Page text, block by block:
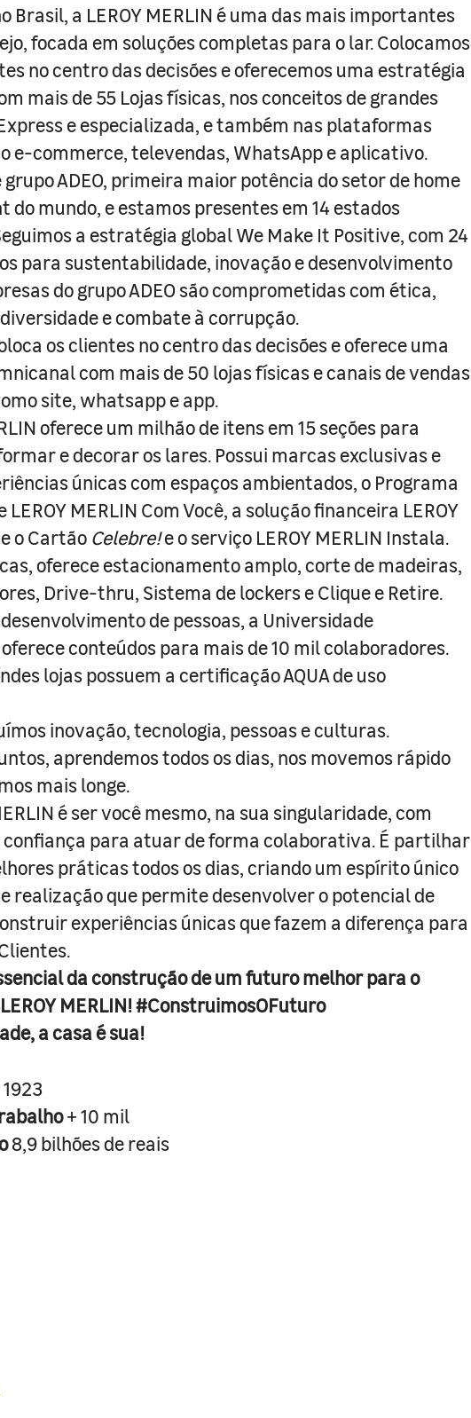
Brasil, a LEROY MERLIN é uma das mais importantes
focada em soluções completas para o lar. Colocamos
no centro das decisões e oferecemos uma estratégia
mais de 55 Lojas físicas, nos conceitos de grandes
e especializada, e também nas plataformas
e-commerce, televendas, WhatsApp e aplicativo.
ADEO, primeira maior potência do setor de home
do mundo, e estamos presentes em 14 estados
a estratégia global We Make It Positive, com 24
para sustentabilidade, inovação e desenvolvimento
do grupo ADEO são comprometidas com ética,
e combate à corrupção.
os clientes no centro das decisões e oferece uma
com mais de 50 lojas físicas e canais de vendas
site, whatsapp e app.
oferece um milhão de itens em 15 seções para
e decorar os lares. Possui marcas exclusivas e
únicas com espaços ambientados, o Programa
MERLIN Com Você, a solução financeira LEROY
o CartãoCelebre!e o serviço LEROY MERLIN Instala.
oferece estacionamento amplo, corte de madeiras,
Drive-thru, Sistema de lockers e Clique e Retire.
de pessoas, a Universidade
conteúdos para mais de 10 mil colaboradores.
lojas possuem a certificação AQUA de uso
inovação, tecnologia, pessoas e culturas.
aprendemos todos os dias, nos movemos rápido
mais longe.
é ser você mesmo, na sua singularidade, com
para atuar de forma colaborativa. É partilhar
práticas todos os dias, criando um espírito único
realização que permite desenvolver o potencial de
experiências únicas que fazem a diferença para
da construção de um futuro melhor para o
MERLIN! #ConstruimosOFuturo
a casa é sua!
1923
+ 10 mil
8,9 bilhões de reais